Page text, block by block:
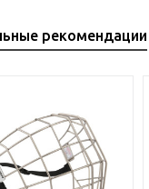
рекомендации